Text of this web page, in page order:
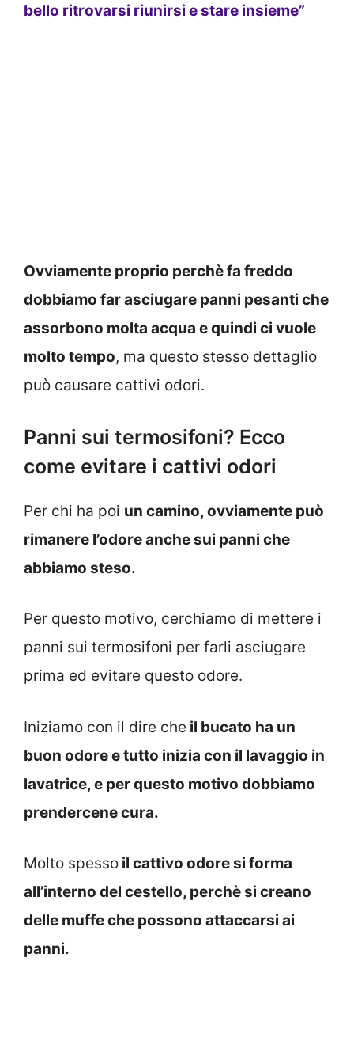
bello ritrovarsi riunirsi e stare insieme”
Ovviamente proprio perchè fa freddo
dobbiamo far asciugare panni pesanti che
assorbono molta acqua e quindi ci vuole
molto tempo, ma questo stesso dettaglio
può causare cattivi odori.
Panni sui termosifoni? Ecco
come evitare i cattivi odori
Per chi ha poi un camino, ovviamente può
rimanere l’odore anche sui panni che
abbiamo steso.
Per questo motivo, cerchiamo di mettere i
panni sui termosifoni per farli asciugare
prima ed evitare questo odore.
Iniziamo con il dire che il bucato ha un
buon odore e tutto inizia con il lavaggio in
lavatrice, e per questo motivo dobbiamo
prendercene cura.
Molto spesso il cattivo odore si forma
all’interno del cestello, perchè si creano
delle muffe che possono attaccarsi ai
panni.